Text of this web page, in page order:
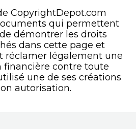
CopyrightDepot.com
qui permettent
démontrer les droits
dans cette page et
réclamer légalement une
financière contre toute
une de ses créations
autorisation.